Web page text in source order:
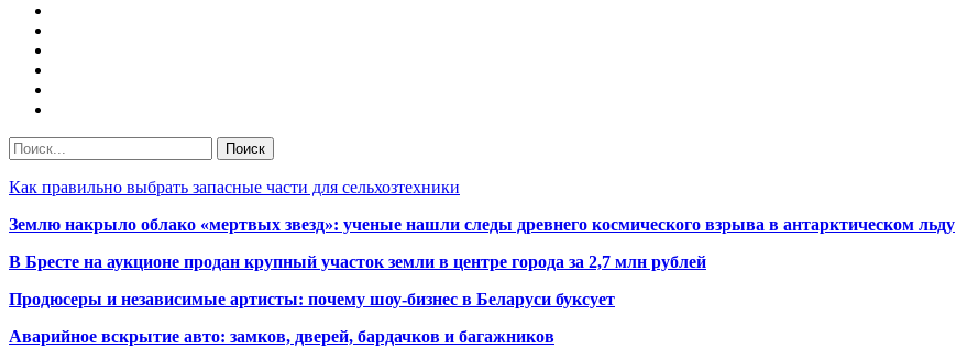
Как правильно выбрать запасные части для сельхозтехники
Землю накрыло облако «мертвых звезд»: ученые нашли следы древнего космического взрыва в антарктическом льду
В Бресте на аукционе продан крупный участок земли в центре города за 2,7 млн рублей
Продюсеры и независимые артисты: почему шоу-бизнес в Беларуси буксует
Аварийное вскрытие авто: замков, дверей, бардачков и багажников